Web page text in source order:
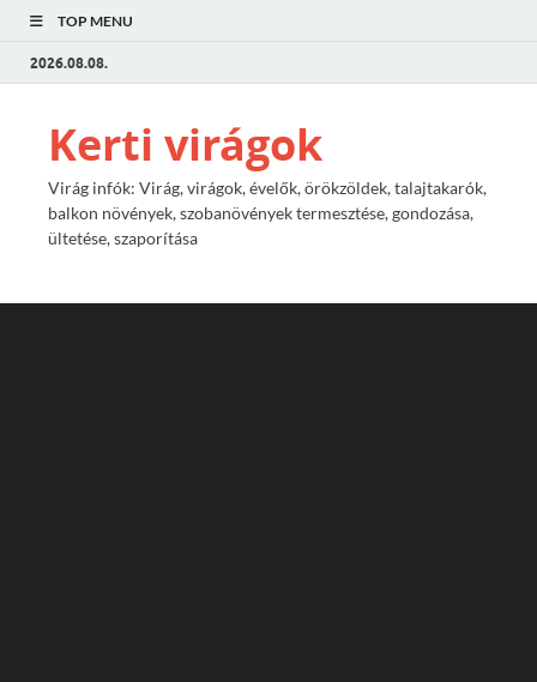
TOP MENU
2026.08.08.
Kerti virágok
Virág infók: Virág, virágok, évelők, örökzöldek, talajtakarók,
balkon növények, szobanövények termesztése, gondozása,
ültetése, szaporítása